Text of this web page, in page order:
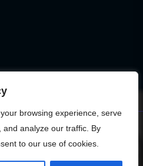
browsing experience, serve
analyze our traffic. By
to our use of cookies.